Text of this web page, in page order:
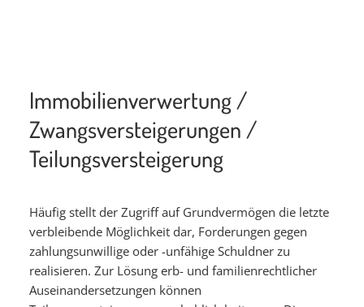
Immobilienverwertung /
Zwangsversteigerungen /
Teilungsversteigerung
Häufig stellt der Zugriff auf Grundvermögen die letzte
verbleibende Möglichkeit dar, Forderungen gegen
zahlungsunwillige oder -unfähige Schuldner zu
realisieren. Zur Lösung erb- und familienrechtlicher
Auseinandersetzungen können